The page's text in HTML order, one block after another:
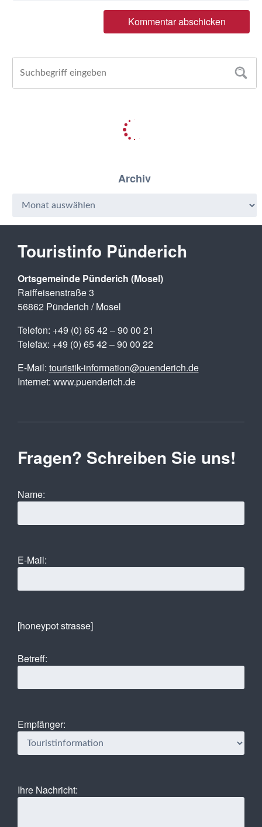
Archiv
Touristinfo Pünderich
Ortsgemeinde Pünderich (Mosel)
Raiffeisenstraße 3
56862 Pünderich / Mosel
Telefon: +49 (0) 65 42 – 90 00 21
Telefax: +49 (0) 65 42 – 90 00 22
E-Mail: touristik-information@puenderich.de
Internet: www.puenderich.de
Fragen? Schreiben Sie uns!
Name:
E-Mail:
[honeypot strasse]
Betreff:
Empfänger:
Ihre Nachricht: